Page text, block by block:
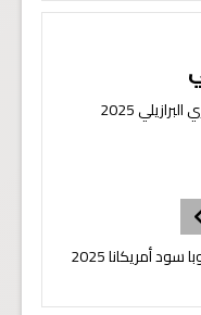
2025
أمريكانا 2025